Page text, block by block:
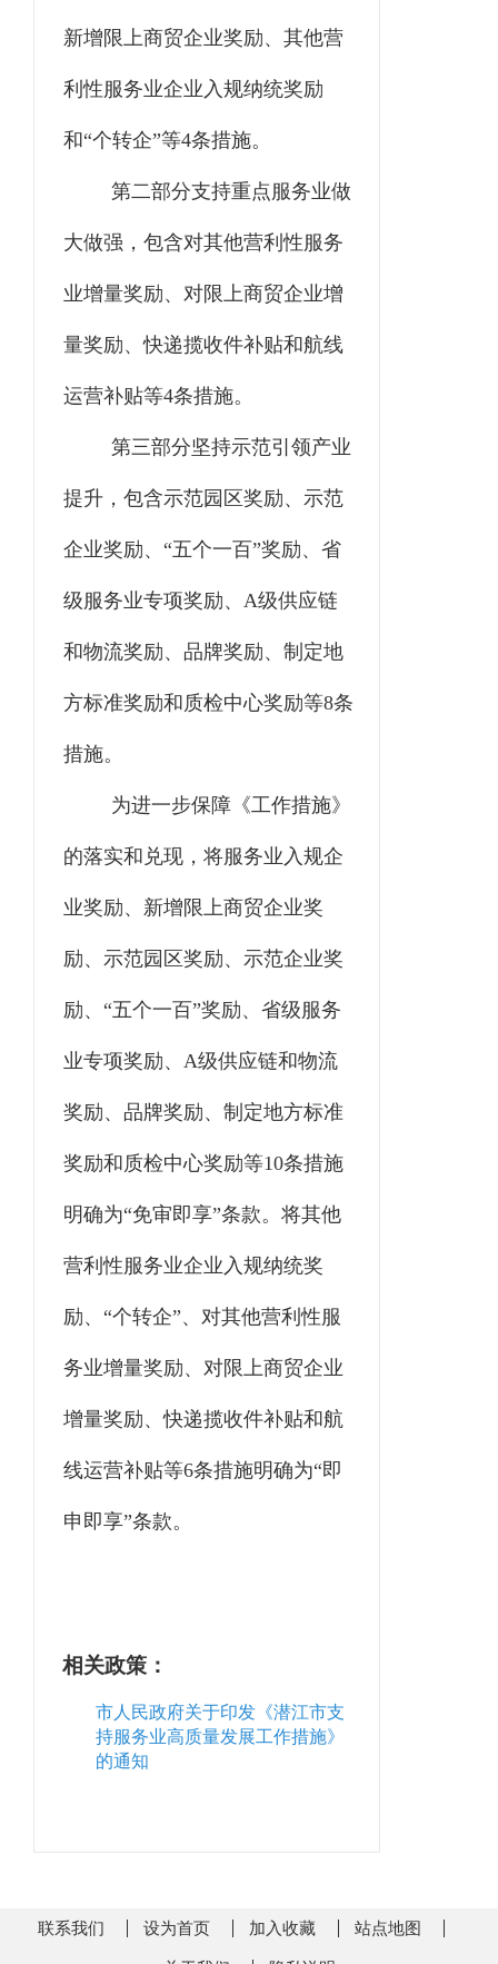
新增限上商贸企业奖励、其他营
利性服务业企业入规纳统奖励
和“个转企”等4条措施。
第二部分支持重点服务业做
大做强，包含对其他营利性服务
业增量奖励、对限上商贸企业增
量奖励、快递揽收件补贴和航线
运营补贴等4条措施。
第三部分坚持示范引领产业
提升，包含示范园区奖励、示范
企业奖励、 “五个一百”奖励、省
级服务业专项奖励、A级供应链
和物流奖励、品牌奖励、制定地
方标准奖励和质检中心奖励等8条
措施。
为进一步保障《工作措施》
的落实和兑现，将服务业入规企
业奖励、新增限上商贸企业奖
励、示范园区奖励、示范企业奖
励、 “五个一百”奖励、省级服务
业专项奖励、A级供应链和物流
奖励、品牌奖励、制定地方标准
奖励和质检中心奖励等10条措施
明确为“免审即享”条款。将其他
营利性服务业企业入规纳统奖
励、“个转企”、对其他营利性服
务业增量奖励、对限上商贸企业
增量奖励、快递揽收件补贴和航
线运营补贴等6条措施明确为“即
申即享”条款。
相关政策：
市人民政府关于印发《潜江市支
持服务业高质量发展工作措施》
的通知
联系我们 设为首页 加入收藏 站点地图